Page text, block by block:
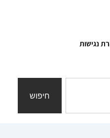
נגישות
חיפוש